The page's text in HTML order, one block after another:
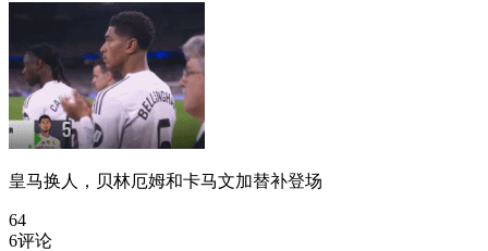
皇马换人，贝林厄姆和卡马文加替补登场
64
6评论